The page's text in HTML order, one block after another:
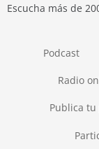
Escucha más de
Podcast
Radio
Publica